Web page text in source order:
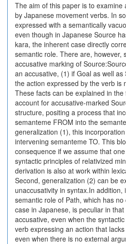
The aim of this paper is to examine
by Japanese movement verbs. In
expressed with a semantically
even though in Japanese Source
kara, the inherent case directly
semantic role. There are, however,
accusative marking of
an accusative, (1) if Goal as well
the action expressed by the verb is
These facts can be explained in the
account for accusative-marked
structure, positing a process that
semanteme FROM into the
generalization (1), this
intervening semanteme TO. This
consequence if we assume that
syntactic principles of relativized
derivation is also at work within
Second, generalization (2) can be
unaccusativity in syntax.In
semantic role of Path, which has
case in Japanese, is peculiar in
accusative, even when the
verb expressing an action that
even when there is no external